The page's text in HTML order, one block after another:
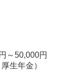
～50,000円
生年金）